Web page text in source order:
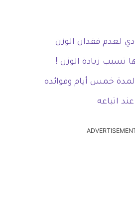
تسبب زيادة الوزن !
لمدة خمس أيام وفوائده
اتباعه
ADVERTISEMENT